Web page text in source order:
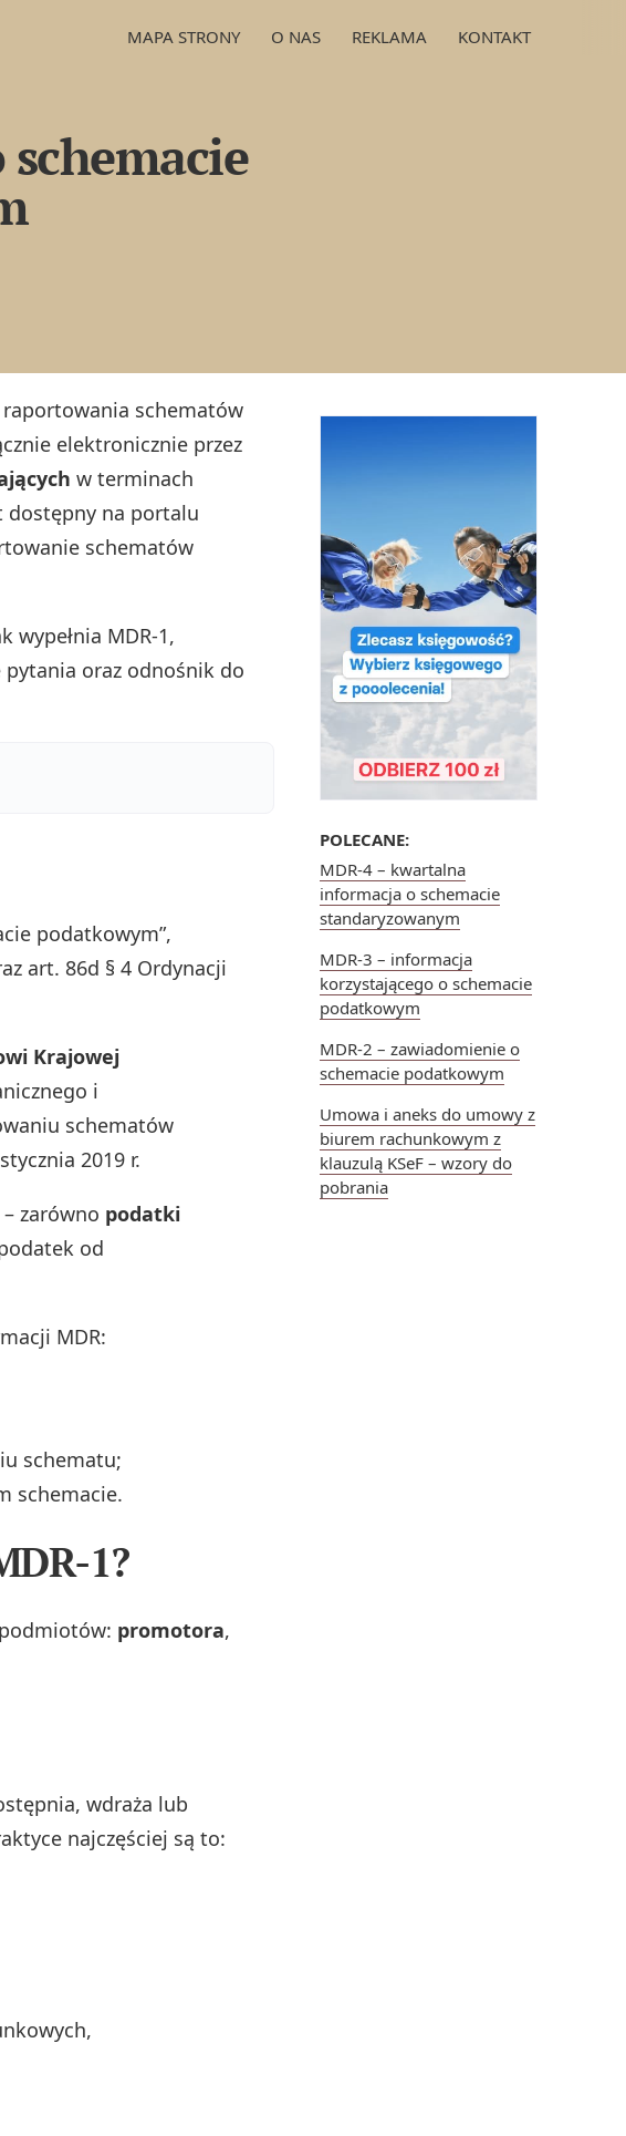
MAPA STRONY O NAS REKLAMA KONTAKT
POLECANE:
MDR-4 – kwartalna
informacja o schemacie
standaryzowanym
MDR-3 – informacja
korzystającego o schemacie
podatkowym
MDR-2 – zawiadomienie o
schemacie podatkowym
Umowa i aneks do umowy z
biurem rachunkowym z
klauzulą KSeF – wzory do
pobrania
schematów
elektronicznie przez
w terminach
dostępny na portalu
schematów
wypełnia MDR‑1,
oraz odnośnik do
podatkowym”,
art. 86d § 4 Ordynacji
Krajowej
i
schematów
2019 r.
zarówno podatki
od
MDR:
schematu;
schemacie.
1?
promotora,
wdraża lub
najczęściej są to: